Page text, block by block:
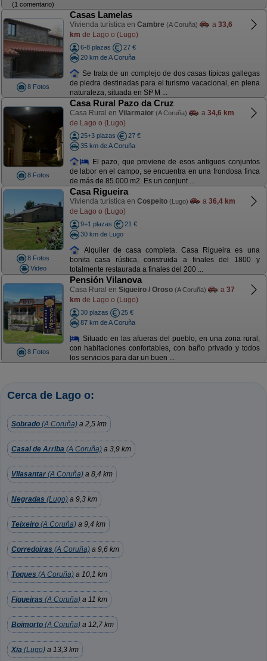
(1 comentario)
8 Fotos
Casas Lamelas
Vivienda turística en Cambre (A Coruña) a 33,6
km de Lago o (Lugo)
6-8 plazas
27 €
20 km de A Coruña
Se trata de un complejo de dos casas típicas gallegas
de piedra destinadas para el turismo vacacional, en plena
naturaleza, situada en Stª M ...
8 Fotos
Casa Rural Pazo da Cruz
Casa Rural en Vilarmaior (A Coruña) a 34,6 km
de Lago o (Lugo)
25+3 plazas
27 €
35 km de A Coruña
El pazo, que proviene de esos antiguos conjuntos
de labor en el campo, se encuentra en una frondosa finca
de más de 85.000 m2. Es un conjunt ...
8 Fotos
Video
Casa Rigueira
Vivienda turística en Cospeito (Lugo) a 36,4 km
de Lago o (Lugo)
9+1 plazas
21 €
30 km de Lugo
Alquiler de casa completa. Casa Rigueira es una
bonita casa rústica, construida a finales del 1800 y
totalmente restaurada a finales del 200 ...
8 Fotos
Pensión Vilanova
Casa Rural en Sigüeiro / Oroso (A Coruña) a 37
km de Lago o (Lugo)
30 plazas
25 €
87 km de A Coruña
Situado en las afueras del pueblo, en una zona rural,
con habitaciones confortables, con baño privado y todos
los servicios para dar un buen ...
Cerca de Lago o:
Sobrado (A Coruña) a 2,5 km
Casal de Arriba (A Coruña) a 3,9 km
Vilasantar (A Coruña) a 8,4 km
Negradas (Lugo) a 9,3 km
Teixeiro (A Coruña) a 9,4 km
Corredoiras (A Coruña) a 9,6 km
Toques (A Coruña) a 10,1 km
Figueiras (A Coruña) a 11 km
Boimorto (A Coruña) a 12,7 km
Xia (Lugo) a 13,3 km